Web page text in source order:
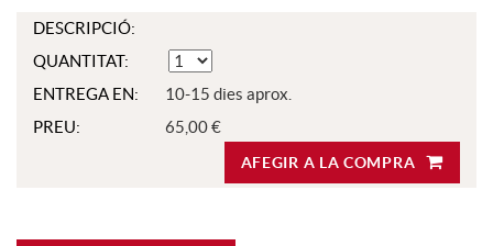
DESCRIPCIÓ:
QUANTITAT:
ENTREGA EN:
10-15 dies aprox.
PREU:
65,00 €
AFEGIR A LA COMPRA